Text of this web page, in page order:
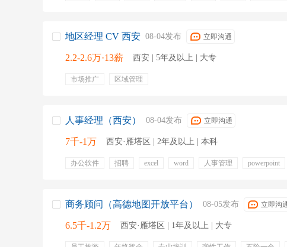
有餐补
地区经理 CV 西安 08-04发布 立即沟通
2.2-2.6万·13薪 西安 | 5年及以上 | 大专
市场推广 区域管理
人事经理（西安） 08-04发布 立即沟通
7千-1万 西安·雁塔区 | 2年及以上 | 本科
办公软件 招聘 excel word 人事管理 powerpoint
商务顾问（高德地图开放平台） 08-05发布 立即沟
6.5千-1.2万 西安·雁塔区 | 1年及以上 | 大专